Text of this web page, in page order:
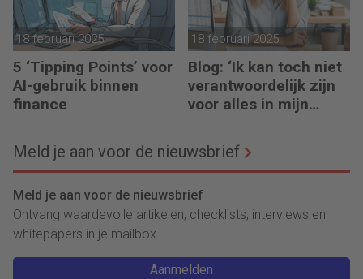
18 februari 2025
5 ‘Tipping Points’ voor
AI-gebruik binnen
finance
18 februari 2025
Blog: ‘Ik kan toch niet
verantwoordelijk zijn
voor alles in mijn
Meld je aan voor de nieuwsbrief
Meld je aan voor de nieuwsbrief
Ontvang waardevolle artikelen, checklists, interviews en
whitepapers in je mailbox.
Aanmelden